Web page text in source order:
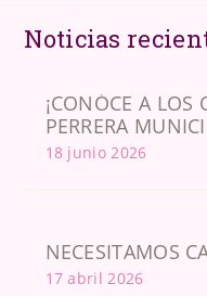
Noticias
¡CONÓCE A LOS
PERRERA
18 junio 2026
NECESITAMOS
17 abril 2026